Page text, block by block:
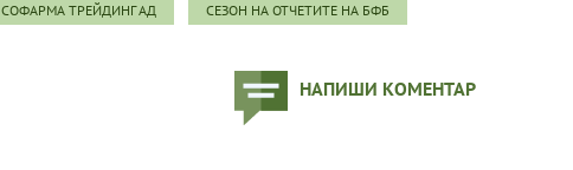
СОФАРМА ТРЕЙДИНГ АД СЕЗОН НА ОТЧЕТИТЕ НА БФБ
НАПИШИ КОМЕНТАР